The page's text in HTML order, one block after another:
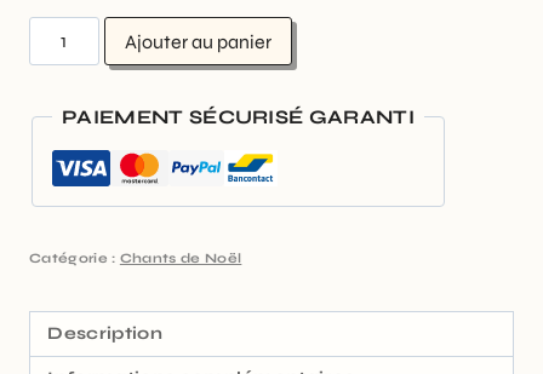
Ajouter au panier
PAIEMENT SÉCURISÉ GARANTI
Catégorie : Chants de Noël
Description